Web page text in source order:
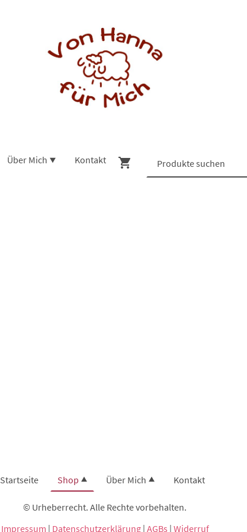
Über Mich Kontakt
Startseite Shop Über Mich Kontakt
© Urheberrecht. Alle Rechte vorbehalten.
Impressum | Datenschutzerklärung| AGBs | Widerruf